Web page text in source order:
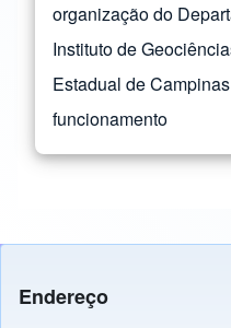
organização do
Instituto de
Estadual de
funcionamento
Endereço